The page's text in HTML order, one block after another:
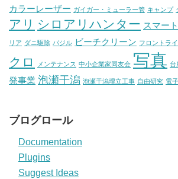
カラーレーザー ガイガー・ミューラー管 キャンプ
アリ シロアリハンター スマー
リア ダニ駆除 バジル ビーチクリーン フロントラ
クロ
メンテナンス 中小企業家同友会 写真 台
発事業 泡瀬干潟 泡瀬干潟埋立工事 自由研究 電
ブログロール
Documentation
Plugins
Suggest Ideas